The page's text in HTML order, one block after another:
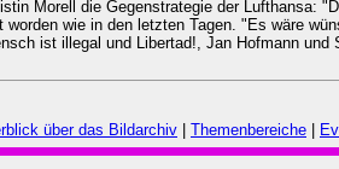
Morell die Gegenstrategie der Lufthansa:
wie in den letzten Tagen. "Es wäre
ist illegal und Libertad!, Jan Hofmann
über das Bildarchiv Themenbereiche